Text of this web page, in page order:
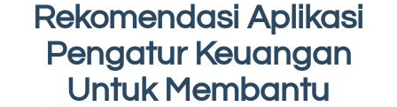
Rekomendasi Aplikasi
Pengatur Keuangan
Untuk Membantu